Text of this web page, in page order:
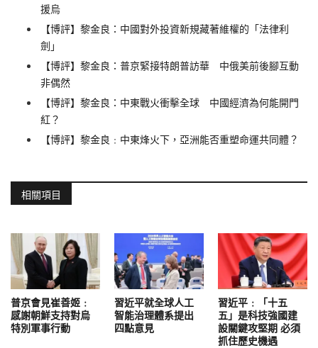
援烏
【博評】黎金良：中國對外投資新規藏著維權的「法律利
劍」
【博評】黎金良：普京緊接特朗普訪華 中俄美前後腳互動
非偶然
【博評】黎金良：中東戰火衝擊全球 中國經濟為何能開門
紅？
【博評】黎金良﹕中東烽火下，亞洲能否重塑命運共同體？
相關項目
普京會見崔善姬﹕
感謝朝鮮支持對烏
特別軍事行動
習近平就全球人工
智能治理體系提出
四點意見
習近平﹕「十五
五」是科技強國建
設關鍵攻堅期 必須
抓住歷史機遇